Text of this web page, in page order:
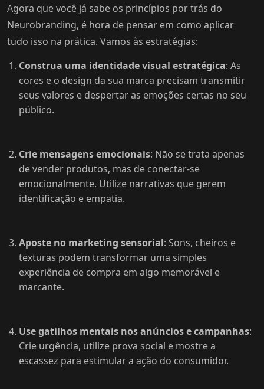
Agora que você já sabe os princípios por trás do
Neurobranding, é hora de pensar em como aplicar
tudo isso na prática. Vamos às estratégias:
Construa uma identidade visual estratégica: As
cores e o design da sua marca precisam transmitir
seus valores e despertar as emoções certas no seu
público.
Crie mensagens emocionais: Não se trata apenas
de vender produtos, mas de conectar-se
emocionalmente. Utilize narrativas que gerem
identificação e empatia.
Aposte no marketing sensorial: Sons, cheiros e
texturas podem transformar uma simples
experiência de compra em algo memorável e
marcante.
Use gatilhos mentais nos anúncios e campanhas:
Crie urgência, utilize prova social e mostre a
escassez para estimular a ação do consumidor.